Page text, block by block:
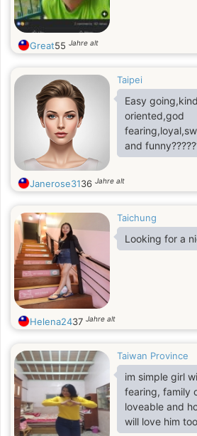
Great55 Jahre alt
Taipei
Easy
oriented,god
and
Janerose3136 Jahre alt
Taichung
Looking for a
Helena2437 Jahre alt
Taiwan Province
im simple girl
fearing, family
loveable and
will love him